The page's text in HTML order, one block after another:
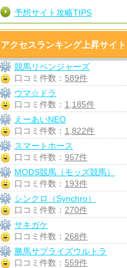
予想サイト攻略TIPS
アクセスランキング上昇サイト
競馬リベンジャーズ
口コミ件数： 589件
ウマ☆ドラ
口コミ件数： 1,185件
えーあいNEO
口コミ件数： 1,822件
スマートホース
口コミ件数： 957件
MODS競馬（モッズ競馬）
口コミ件数： 193件
シンクロ（Synchro）
口コミ件数： 270件
サキガケ
口コミ件数： 268件
勝馬サプライズウルトラ
口コミ件数： 559件